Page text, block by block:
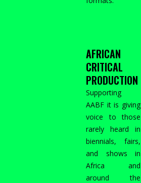
AFRICAN
CRITICAL
PRODUCTION
Supporting
AABF it is giving
voice to those
rarely heard in
biennials, fairs,
and shows in
Africa and
around the